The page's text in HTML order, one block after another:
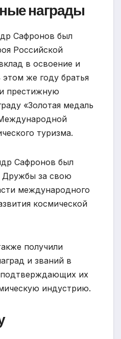
награды
Сафронов был
Российской
в освоение и
же году братья
престижную
«Золотая медаль
туризма.
Сафронов был
Дружбы за свою
международного
космической
получили
и званий в
подтверждающих их
индустрию.